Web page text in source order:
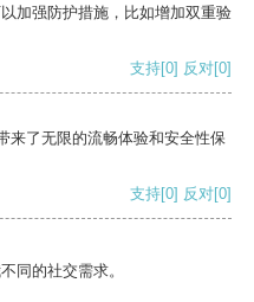
加强防护措施，比如增加双重验
支持[0] 反对[0]
来了无限的流畅体验和安全性保
支持[0] 反对[0]
同的社交需求。